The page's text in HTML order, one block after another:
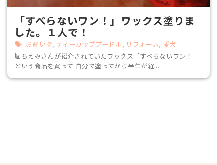
「すべらないワン！」ワックス塗りま
した。１人で！
お買い物, ティーカッププードル, リフォーム, 愛犬
堀ちえみさんが紹介されていたワックス「すべらないワン！」
という商品を買って 自分で塗ってから半年が経 ...